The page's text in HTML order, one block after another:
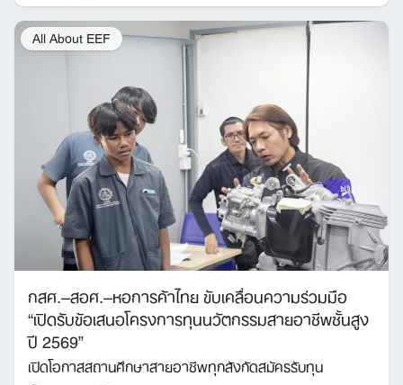
All About EEF
กสศ.–สอศ.–หอการค้าไทย ขับเคลื่อนความร่วมมือ
“เปิดรับข้อเสนอโครงการทุนนวัตกรรมสายอาชีพชั้นสูง
ปี 2569”
เปิดโอกาสสถานศึกษาสายอาชีพทุกสังกัดสมัครรับทุน